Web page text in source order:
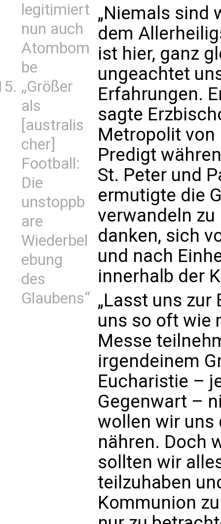
legitimiert
nun auch
Atombom
be
„Größer
als
[australis
cher]
Football:
Die
unstoppb
are
Wiederbel
ebung
des
Glaubens“
„Niemals sind
dem
ist hier, ganz
ungeachtet
Erfahrungen.
sagte
Metropolit von
Predigt
St. Peter und
ermutigte die
verwandeln
danken, sich
und nach
innerhalb der
„Lasst uns
uns so oft wie
Messe
irgendeinem
Eucharistie –
Gegenwart –
wollen wir uns
nähren. Doch
sollten wir
teilzuhaben
Kommunion